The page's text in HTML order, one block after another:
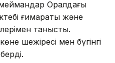
Оралдағы
ғимараты және
танысты.
шежіресі мен бүгінгі